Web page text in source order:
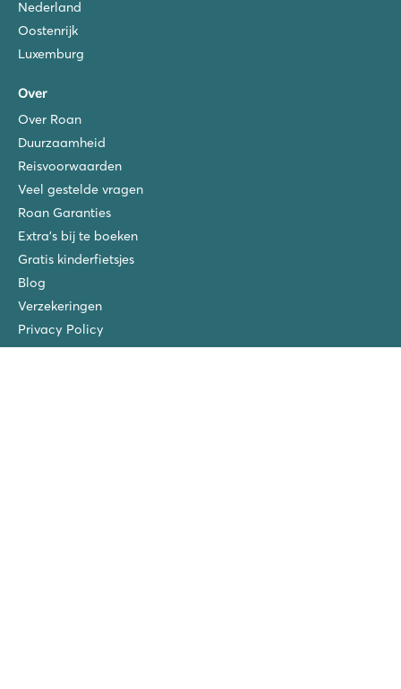
Nederland
Oostenrijk
Luxemburg
Over
Over Roan
Duurzaamheid
Reisvoorwaarden
Veel gestelde vragen
Roan Garanties
Extra's bij te boeken
Gratis kinderfietsjes
Blog
Verzekeringen
Privacy Policy